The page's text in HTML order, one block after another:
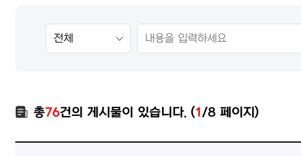
총76건의 게시물이 있습니다. (1/8 페이지)